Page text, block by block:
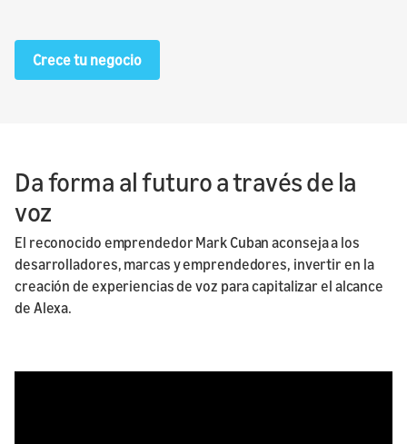
Crece tu negocio
Da forma al futuro a través de la
voz
El reconocido emprendedor Mark Cuban aconseja a los
desarrolladores, marcas y emprendedores, invertir en la
creación de experiencias de voz para capitalizar el alcance
de Alexa.